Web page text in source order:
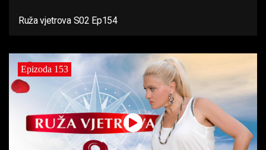
Ruža vjetrova S02 Ep154
Epizoda 153